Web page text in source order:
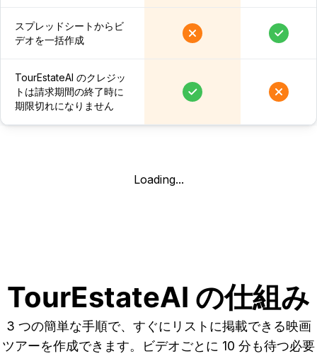
スプレッドシートからビ
デオを一括作成
TourEstateAI のクレジッ
トは請求期間の終了時に
期限切れになりません
Loading...
TourEstateAI の仕組み
3 つの簡単な手順で、すぐにリストに掲載できる映画
ツアーを作成できます。ビデオごとに 10 分も待つ必要